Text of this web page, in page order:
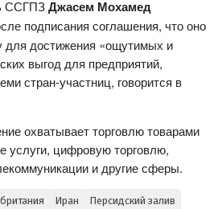
ССГПЗДжасем Мохамед
подписания соглашения, что оно
для достижения «ощутимых и
выгод для предприятий,
стран-участниц, говорится в
охватывает торговлю товарами
услуги, цифровую торговлю,
и другие сферы.
Иран
Персидский залив